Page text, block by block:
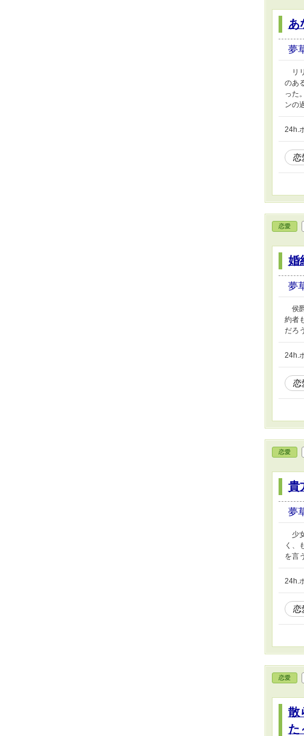
あ
夢
リ
のあ
った
ンの
24h.
恋
恋愛
婚
夢
侯
約者
だろ
24h.
恋
恋愛
貴
夢
少
く、
を言
24h.
恋
恋愛
散
た